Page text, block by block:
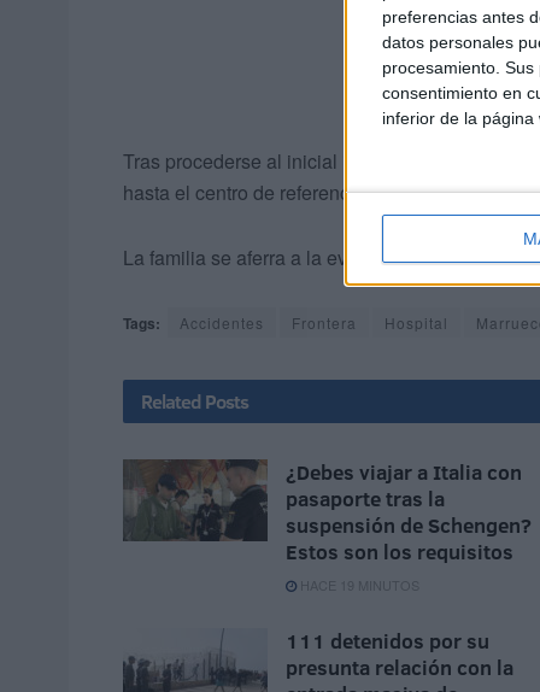
preferencias antes
datos personales
procesamiento.
consentimiento en
inferior de la página
Tras procederse al inicial ingreso en Ceuta se
hasta el centro de referencia con nuestra ciudad.
La familia se aferra a la evolución médica del
Tags: Accidentes Frontera Hospital
Related Posts
¿Debes viajar a Italia con
pasaporte tras la
suspensión de Schengen?
Estos son los requisitos
HACE 19 MINUTOS
111 detenidos por su
presunta relación con la